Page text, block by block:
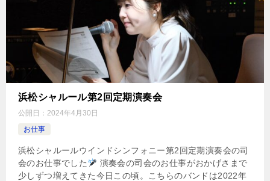
浜松シャルール第2回定期演奏会
公開日： 2024年4月30日
お仕事
浜松シャルールウインドシンフォニー第2回定期演奏会の司
会のお仕事でした
演奏会の司会のお仕事がおかげさまで
少しずつ増えてきた今日この頃。こちらのバンドは2022年